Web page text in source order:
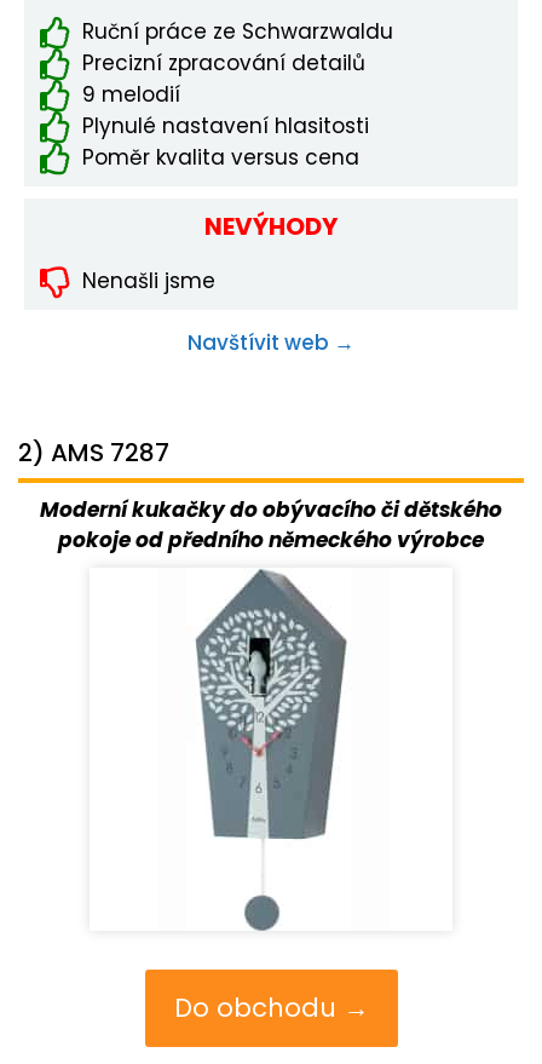
Ruční práce ze Schwarzwaldu
Precizní zpracování detailů
9 melodií
Plynulé nastavení hlasitosti
Poměr kvalita versus cena
NEVÝHODY
Nenašli jsme
Navštívit web →
2) AMS 7287
Moderní kukačky do obývacího či dětského
pokoje od předního německého výrobce
Do obchodu →